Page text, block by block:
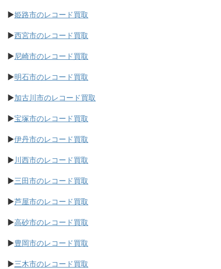
▶姫路市のレコード買取
▶西宮市のレコード買取
▶尼崎市のレコード買取
▶明石市のレコード買取
▶加古川市のレコード買取
▶宝塚市のレコード買取
▶伊丹市のレコード買取
▶川西市のレコード買取
▶三田市のレコード買取
▶芦屋市のレコード買取
▶高砂市のレコード買取
▶豊岡市のレコード買取
▶三木市のレコード買取